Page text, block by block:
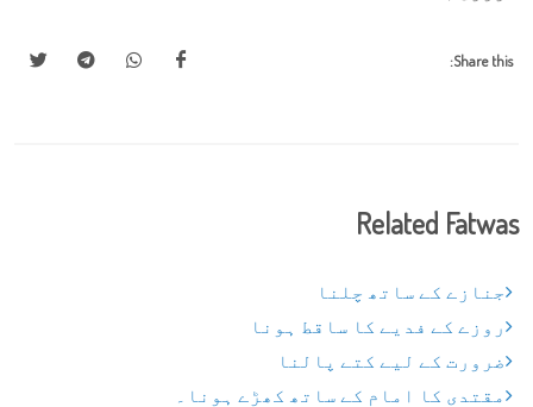
Share this:
Related Fatwas
جنازے کے ساتھ چلنا
روزے کے فدیے کا ساقط ہونا
ضرورت کے لیے کتے پالنا
مقتدی کا امام کے ساتھ کھڑے ہونا۔